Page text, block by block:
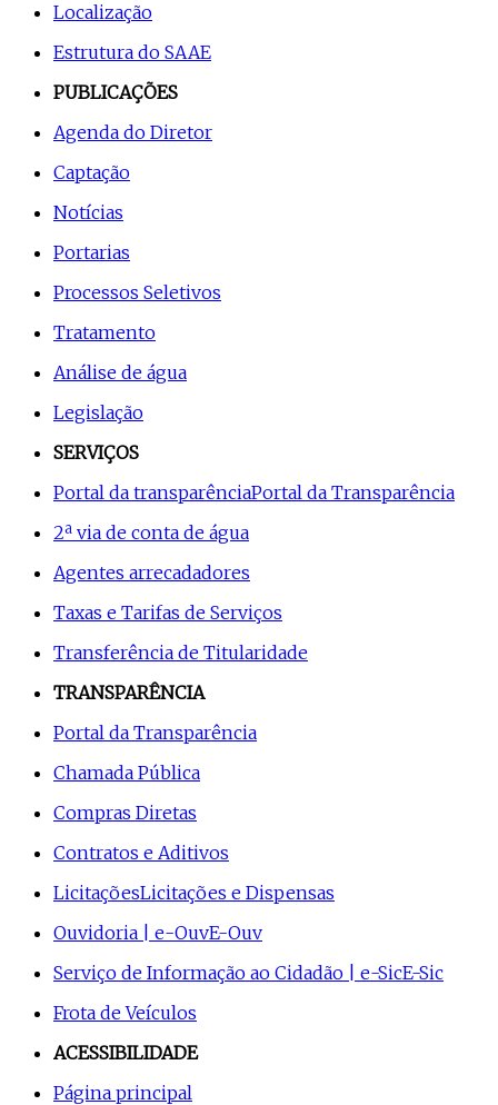
Localização
Estrutura do SAAE
PUBLICAÇÕES
Agenda do Diretor
Captação
Notícias
Portarias
Processos Seletivos
Tratamento
Análise de água
Legislação
SERVIÇOS
Portal da transparênciaPortal da Transparência
2ª via de conta de água
Agentes arrecadadores
Taxas e Tarifas de Serviços
Transferência de Titularidade
TRANSPARÊNCIA
Portal da Transparência
Chamada Pública
Compras Diretas
Contratos e Aditivos
LicitaçõesLicitações e Dispensas
Ouvidoria | e-OuvE-Ouv
Serviço de Informação ao Cidadão | e-SicE-Sic
Frota de Veículos
ACESSIBILIDADE
Página principal